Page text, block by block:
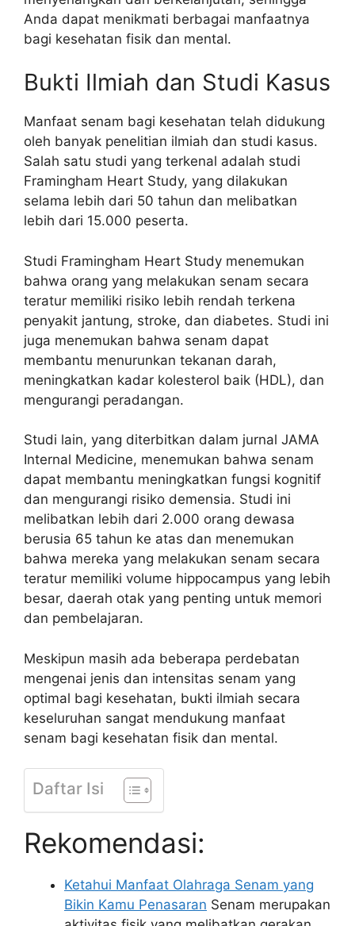
Anda dapat menikmati berbagai manfaatnya
bagi kesehatan fisik dan mental.
Bukti Ilmiah dan Studi Kasus
Manfaat senam bagi kesehatan telah didukung
oleh banyak penelitian ilmiah dan studi kasus.
Salah satu studi yang terkenal adalah studi
Framingham Heart Study, yang dilakukan
selama lebih dari 50 tahun dan melibatkan
lebih dari 15.000 peserta.
Studi Framingham Heart Study menemukan
bahwa orang yang melakukan senam secara
teratur memiliki risiko lebih rendah terkena
penyakit jantung, stroke, dan diabetes. Studi ini
juga menemukan bahwa senam dapat
membantu menurunkan tekanan darah,
meningkatkan kadar kolesterol baik (HDL), dan
mengurangi peradangan.
Studi lain, yang diterbitkan dalam jurnal JAMA
Internal Medicine, menemukan bahwa senam
dapat membantu meningkatkan fungsi kognitif
dan mengurangi risiko demensia. Studi ini
melibatkan lebih dari 2.000 orang dewasa
berusia 65 tahun ke atas dan menemukan
bahwa mereka yang melakukan senam secara
teratur memiliki volume hippocampus yang lebih
besar, daerah otak yang penting untuk memori
dan pembelajaran.
Meskipun masih ada beberapa perdebatan
mengenai jenis dan intensitas senam yang
optimal bagi kesehatan, bukti ilmiah secara
keseluruhan sangat mendukung manfaat
senam bagi kesehatan fisik dan mental.
Daftar Isi
Rekomendasi:
Ketahui Manfaat Olahraga Senam yang
Bikin Kamu Penasaran Senam merupakan